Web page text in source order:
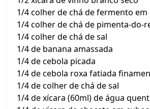
1/4 colher de chá de fermento em
1/4 colher de chá de pimenta-do-
1/4 colher de chá de sal
1/4 de banana amassada
1/4 de cebola picada
1/4 de cebola roxa fatiada
1/4 de colher de chá de sal
1/4 de xícara (60ml) de água